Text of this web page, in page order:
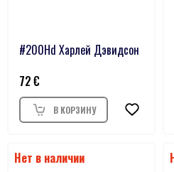
#200Hd Харлей Дэвидсон
72